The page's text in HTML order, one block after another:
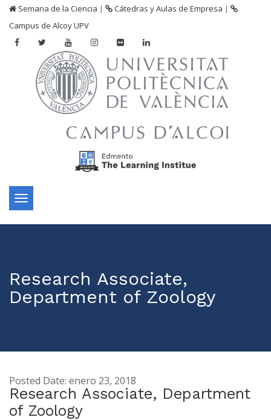
Semana de la Ciencia | Cátedras y Aulas de Empresa |
Campus de Alcoy UPV
Toggle
navigation
Research Associate,
Department of Zoology
Posted Date: enero 23, 2018
Research Associate, Department
of Zoology